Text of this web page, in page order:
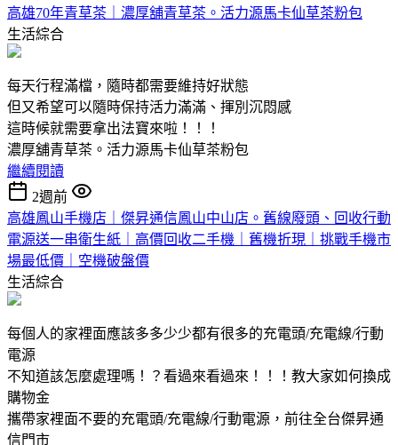
高雄70年青草茶｜濃厚舖青草茶。活力源馬卡仙草茶粉包
生活綜合
每天行程滿檔，隨時都需要維持好狀態
但又希望可以隨時保持活力滿滿、揮別沉悶感
這時候就需要拿出法寶來啦！！！
濃厚舖青草茶。活力源馬卡仙草茶粉包
繼續閱讀
2週前
高雄鳳山手機店｜傑昇通信鳳山中山店。舊線廢頭、回收行動
電源送一串衛生紙｜高價回收二手機｜舊機折現｜挑戰手機市
場最低價｜空機破盤價
生活綜合
每個人的家裡面應該多多少少都有很多的充電頭/充電線/行動
電源
不知道該怎麼處理嗎！？看過來看過來！！！教大家如何換成
購物金
攜帶家裡面不要的充電頭/充電線/行動電源，前往全台傑昇通
信門市